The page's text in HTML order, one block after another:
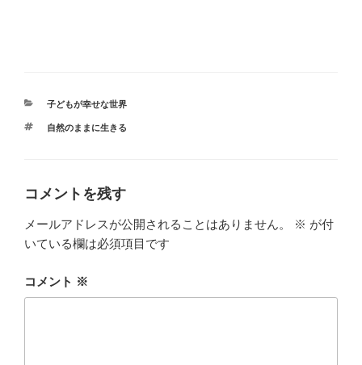
カ
ゴ
子どもが幸せな世界
タ
自然のままに生きる
コメントを残す
メールアドレスが公開されることはありません。 ※ が付
いている欄は必須項目です
コメント ※